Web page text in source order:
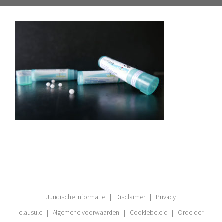
Juridische informatie | Disclaimer| Privacy
clausule | Algemene voorwaarden | Cookiebeleid | Orde der